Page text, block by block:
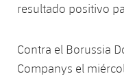
resultado positivo
Contra el Borussia
Companys el